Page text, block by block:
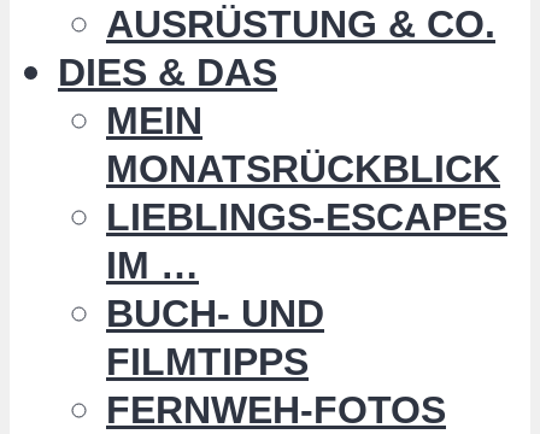
AUSRÜSTUNG & CO.
DIES & DAS
MEIN
MONATSRÜCKBLICK
LIEBLINGS-ESCAPES
IM …
BUCH- UND
FILMTIPPS
FERNWEH-FOTOS